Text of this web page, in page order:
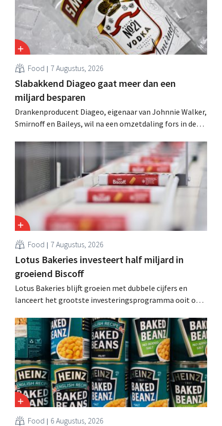
Food 7 Augustus, 2026
Slabakkend Diageo gaat meer dan een
miljard besparen
Drankenproducent Diageo, eigenaar van Johnnie Walker,
Smirnoff en Baileys, wil na een omzetdaling fors in de
andere Guiness en voorgemixte cocktails.
Food 7 Augustus, 2026
Lotus Bakeries investeert half miljard in
groeiend Biscoff
Lotus Bakeries blijft groeien met dubbele cijfers en
lanceert het grootste investeringsprogramma ooit om
moeten dit momentum grijpen”.
Food 6 Augustus, 2026